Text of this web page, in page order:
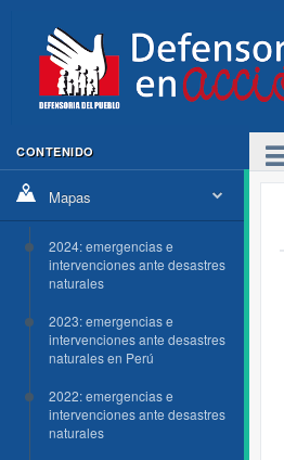
CONTENIDO
Mapas
2024: emergencias e
intervenciones ante desastres
naturales
2023: emergencias e
intervenciones ante desastres
naturales en Perú
2022: emergencias e
intervenciones ante desastres
naturales